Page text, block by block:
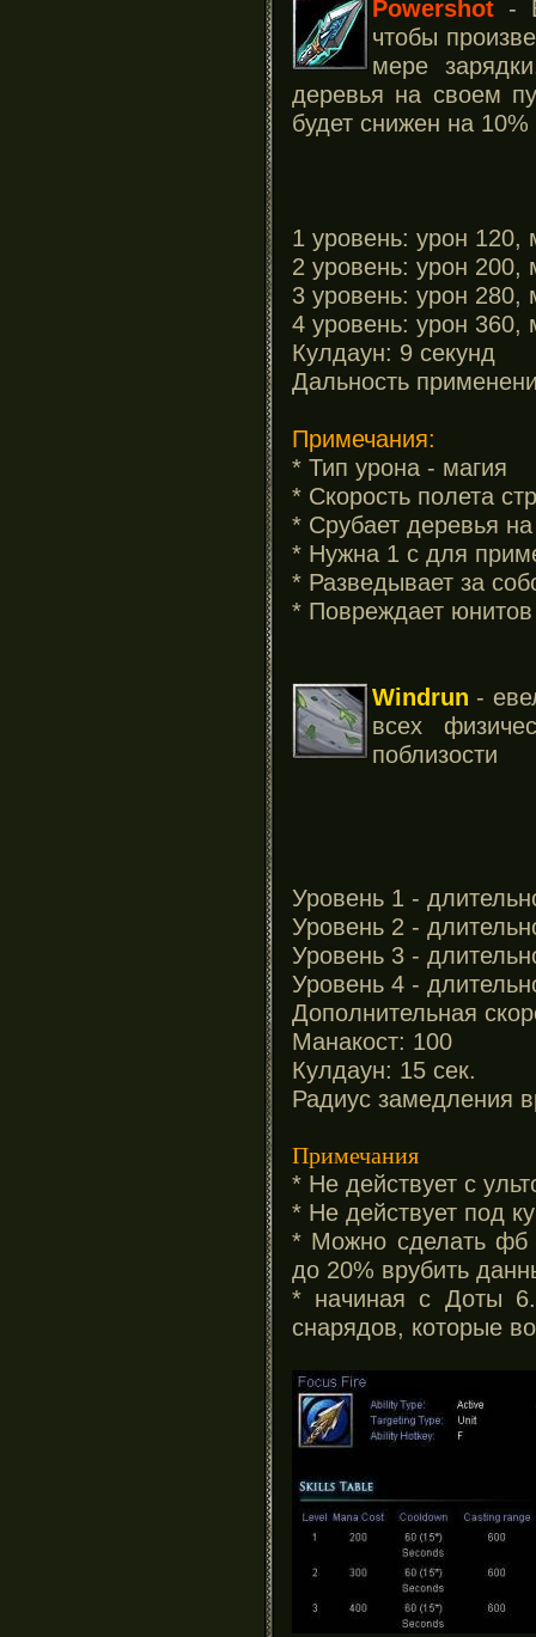
Powershot -
чтобы
мере
деревья на своем
будет снижен на 10%
1 уровень: урон 120,
2 уровень: урон 200,
3 уровень: урон 280,
4 уровень: урон 360,
Кулдаун: 9 секунд
Дальность
Примечания:
* Тип урона - магия
* Скорость полета
* Срубает деревья
* Нужна 1 с для
* Разведывает за
* Повреждает
Windrun -
всех
поблизости
Уровень 1 -
Уровень 2 -
Уровень 3 -
Уровень 4 -
Дополнительная
Манакост: 100
Кулдаун: 15 сек.
Радиус замедления
Примечания
* Не действует с
* Не действует под
* Можно сделать фб
до 20% врубить
* начиная с Доты
снарядов, которые